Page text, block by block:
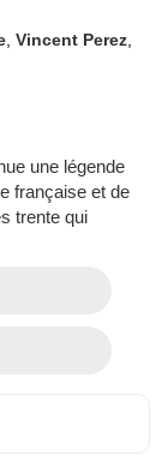
,Vincent Perez
une légende
française et de
trente qui